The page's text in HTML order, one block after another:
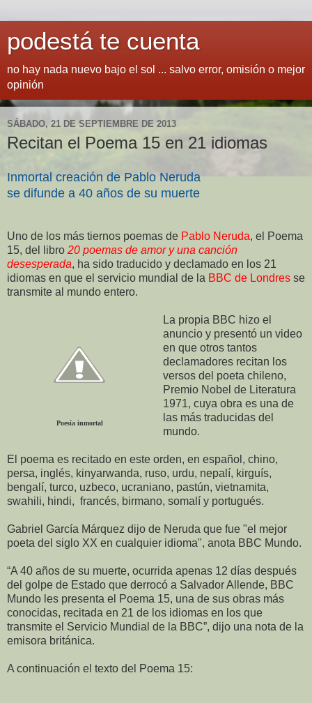
podestá te cuenta
no hay nada nuevo bajo el sol ... salvo error, omisión o mejor
opinión
SÁBADO, 21 DE SEPTIEMBRE DE 2013
Recitan el Poema 15 en 21 idiomas
Inmortal creación de Pablo Neruda
se difunde a 40 años de su muerte
Uno de los más tiernos poemas de Pablo Neruda, el Poema
15, del libro 20 poemas de amor y una canción
desesperada, ha sido traducido y declamado en los 21
idiomas en que el servicio mundial de la BBC de Londres se
transmite al mundo entero.
Poesía inmortal
La propia BBC hizo el
anuncio y presentó un video
en que otros tantos
declamadores recitan los
versos del poeta chileno,
Premio Nobel de Literatura
1971, cuya obra es una de
las más traducidas del
mundo.
El poema es recitado en este orden, en español, chino,
persa, inglés, kinyarwanda, ruso, urdu, nepalí, kirguís,
bengalí, turco, uzbeco, ucraniano, pastún, vietnamita,
swahili, hindi, francés, birmano, somalí y portugués.
Gabriel García Márquez dijo de Neruda que fue "el mejor
poeta del siglo XX en cualquier idioma", anota BBC Mundo.
“A 40 años de su muerte, ocurrida apenas 12 días después
del golpe de Estado que derrocó a Salvador Allende, BBC
Mundo les presenta el Poema 15, una de sus obras más
conocidas, recitada en 21 de los idiomas en los que
transmite el Servicio Mundial de la BBC”, dijo una nota de la
emisora británica.
A continuación el texto del Poema 15: